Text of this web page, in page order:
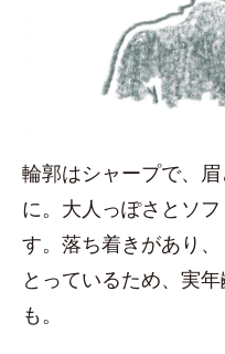
輪郭はシャープで、
に。大人っぽさとソ
す。落ち着きがあり
とっているため、実
も。